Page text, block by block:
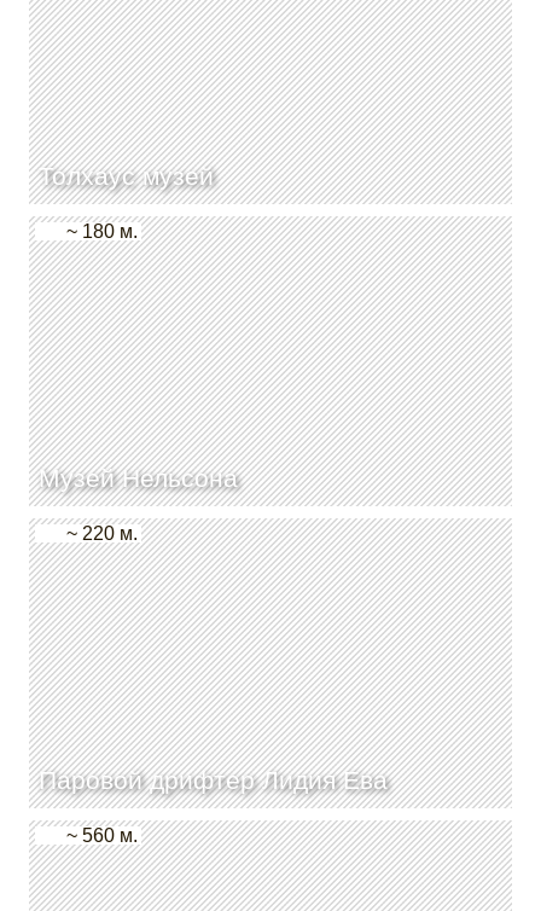
Толхаус музей
Музей Нельсона
~ 180 м.
Паровой дрифтер Лидия Ева
~ 220 м.
~ 560 м.